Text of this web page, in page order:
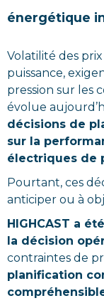
énergétique
Volatilité des
puissance,
pression sur les
évolue
décisions de
sur la
électriques de
Pourtant, ces
anticiper ou à
HIGHCAST a
la décision
contraintes de
planification